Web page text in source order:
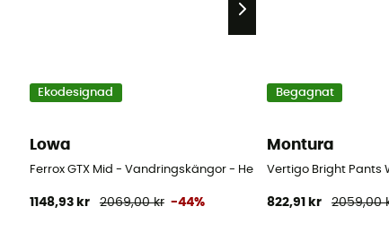
Ekodesignad
Lowa
Ferrox GTX Mid - Vandringskängor - Herr
1148,93 kr 2069,00 kr -44%
Begagnat
Montura
Vertigo Bright Pants
822,91 kr 2059,00